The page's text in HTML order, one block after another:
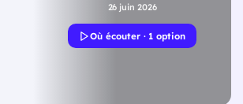
26 juin 2026
Où écouter · 1 option